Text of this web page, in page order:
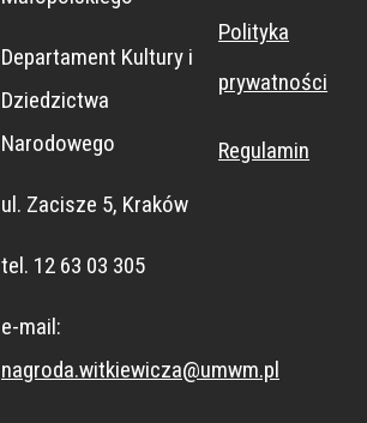
Departament Kultury i
Dziedzictwa
Narodowego
ul. Zacisze 5, Kraków
tel. 12 63 03 305
e-mail:
nagroda.witkiewicza@umwm.pl
Polityka
prywatności
Regulamin